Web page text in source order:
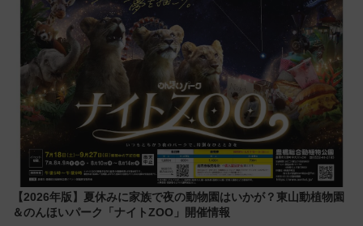
【2026年版】夏休みに家族で夜の動物園はいかが？東山動植物園
＆のんほいパーク「ナイトZOO」開催情報